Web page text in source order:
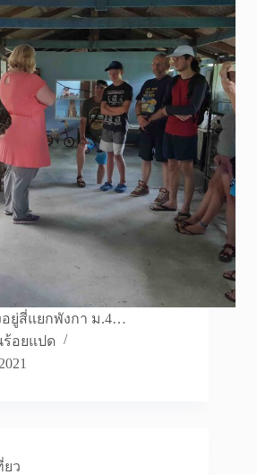
อยู่สี่แยกพังกา ม.4…
อยแปด
ยว